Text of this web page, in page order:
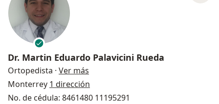
Dr. Martin Eduardo Palavicini Rueda
Ortopedista · Ver más
Monterrey 1 dirección
No. de cédula: 8461480 11195291